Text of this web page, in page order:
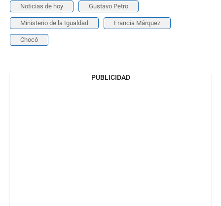
Noticias de hoy Gustavo Petro
Ministerio de la Igualdad Francia Márquez
Chocó
PUBLICIDAD